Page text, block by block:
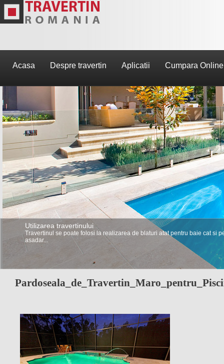
Acasa Despre travertin Aplicatii Cumpara Online
Utilizarea travertinului
Travertinul se poate folosi la realizarea de blaturi atat pentru baie cat si
asadar...